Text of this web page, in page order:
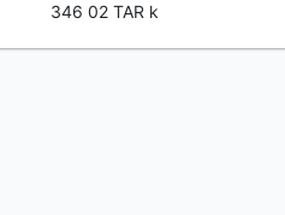
346 02 TAR k